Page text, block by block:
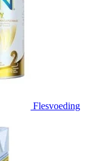
Flesvoeding